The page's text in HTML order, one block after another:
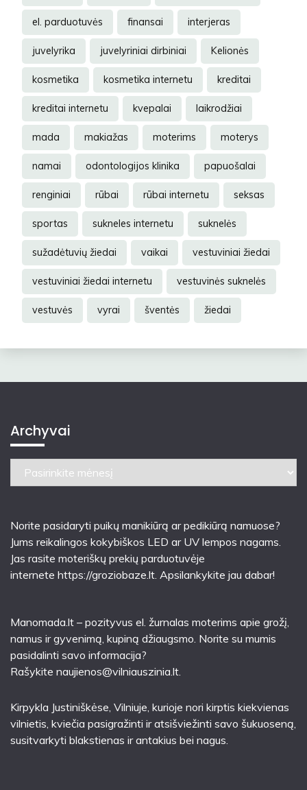
el. parduotuvės finansai interjeras
juvelyrika juvelyriniai dirbiniai Kelionės
kosmetika kosmetika internetu kreditai
kreditai internetu kvepalai laikrodžiai
mada makiažas moterims moterys
namai odontologijos klinika papuošalai
renginiai rūbai rūbai internetu seksas
sportas sukneles internetu suknelės
sužadėtuvių žiedai vaikai vestuviniai žiedai
vestuviniai žiedai internetu vestuvinės suknelės
vestuvės vyrai šventės žiedai
Archyvai
Archyvai
Norite pasidaryti puikų manikiūrą ar pedikiūrą namuose?
Jums reikalingos kokybiškos LED ar UV lempos nagams.
Jas rasite moteriškų prekių parduotuvėje
internete https://groziobaze.lt . Apsilankykite jau dabar!
Manomada.lt – pozityvus el. žurnalas moterims apie grožį,
namus ir gyvenimą, kupiną džiaugsmo. Norite su mumis
pasidalinti savo informacija?
Rašykite naujienos@vilniauszinia.lt
Kirpykla Justiniškėse, Vilniuje, kurioje nori kirptis kiekvienas
vilnietis, kviečia pasigražinti ir atsišviežinti savo šukuoseną,
susitvarkyti blakstienas ir antakius bei nagus.